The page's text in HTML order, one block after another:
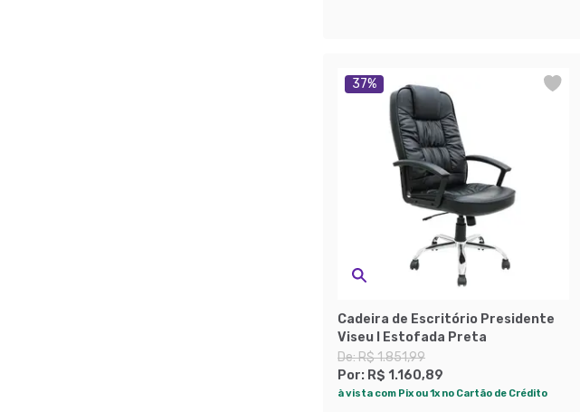
37%
Cadeira de Escritório Presidente
Viseu I Estofada Preta
De:R$ 1.851,99
Por: R$ 1.160,89
à vista com Pix ou 1x no Cartão de Crédito